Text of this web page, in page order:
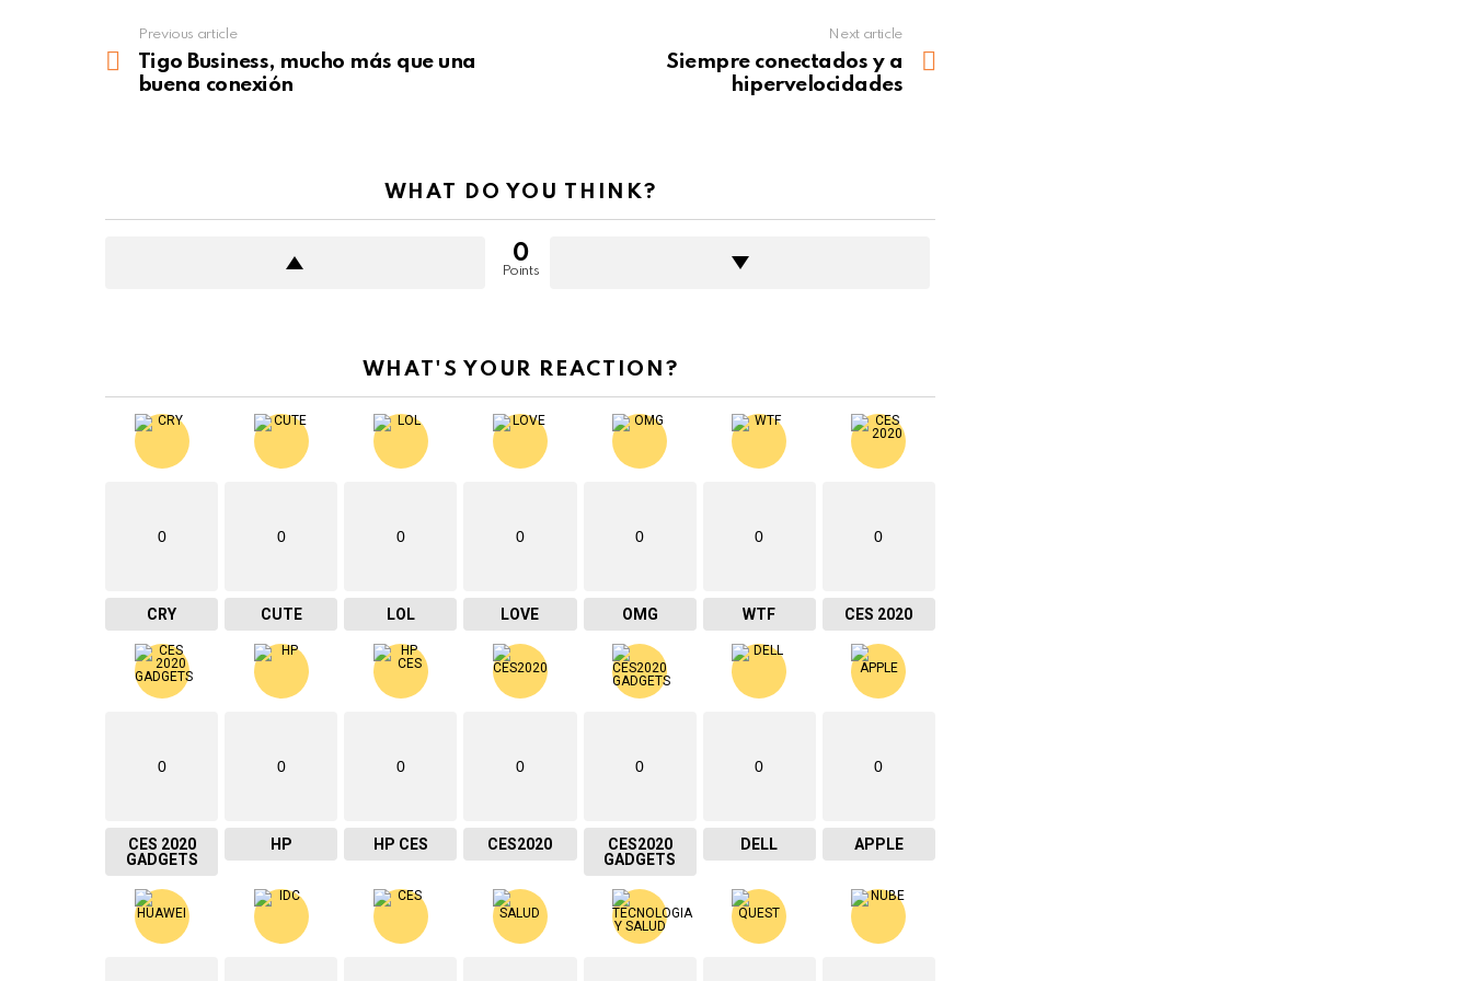
more
Previous article
Tigo Business, mucho más que una
buena conexión
Next article
Siempre conectados y a
hipervelocidades
WHAT DO YOU THINK?
0
Points
WHAT'S YOUR REACTION?
0
CRY
0
CUTE
0
LOL
0
LOVE
0
OMG
0
WTF
0
CES 2020
0
CES 2020
GADGETS
0
HP
0
HP CES
0
CES2020
0
CES2020
GADGETS
0
DELL
0
APPLE